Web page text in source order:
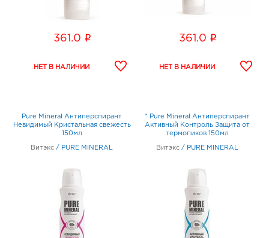
361.0 i 361.0 i
Pure Mineral Антиперспирант
Невидимый Кристальная свежесть
150мл
Витэкс / PURE MINERAL
* Pure Mineral Антиперспирант
Активный Контроль Защита от
термопиков 150мл
Витэкс / PURE MINERAL